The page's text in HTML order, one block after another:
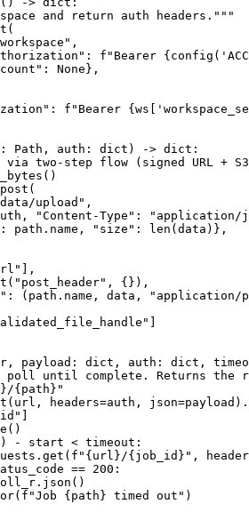
and return auth headers."""
,
: f"Bearer {config(
: None},
: f"Bearer {ws[
Path, auth: dict ) -> dict :
two-step flow (signed URL +
upload" ,
"Content-Type" :
"application/
: path.name, "size" : len (data)},
],
"post_header" , {}),
: (path.name, data,
"application/
]
, payload: dict , auth: dict ,
poll until complete. Returns the
/{path} "
headers=auth,
]
- start < timeout:
f" {url} /{job_id} " ,
== 200 :
f"Job {path} timed out" )